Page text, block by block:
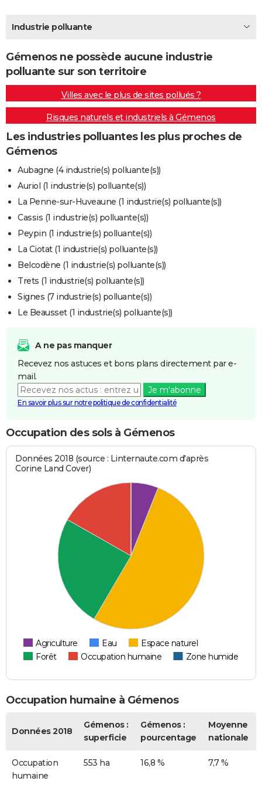
BONS PLANS
CARTE DE VOEUX
Carte de Noël
Carte Bonne année
Carte Saint-Valentin
Carte Pâques
Carte d'anniversaire
DICTIONNAIRE
Dictionnaire
Biographies
Citations
Expressions
Proverbes
PROGRAMME TV
COPAINS D'AVANT
S'inscrire
Se connecter
Primaires
Universités
Entreprises
Service militaire
Avis de recherche
AVIS DE DÉCÈS
FORUM
Industrie polluante
Gémenos ne possède aucune industrie
polluante sur son territoire
Villes avec le plus de sites pollués ?
Risques naturels et industriels à Gémenos
Les industries polluantes les plus proches de
Gémenos
Aubagne (4 industrie(s) polluante(s))
Auriol (1 industrie(s) polluante(s))
La Penne-sur-Huveaune (1 industrie(s) polluante(s))
Cassis (1 industrie(s) polluante(s))
Peypin (1 industrie(s) polluante(s))
La Ciotat (1 industrie(s) polluante(s))
Belcodène (1 industrie(s) polluante(s))
Trets (1 industrie(s) polluante(s))
Signes (7 industrie(s) polluante(s))
Le Beausset (1 industrie(s) polluante(s))
A ne pas manquer
Recevez nos astuces et bons plans directement par e-
mail.
Je m'abonne
En savoir plus sur notre politique de confidentialité
Occupation des sols à Gémenos
Données 2018 (source : Linternaute.com d'après
Corine Land Cover)
Agriculture Eau
Espace naturel
Forêt
Occupation humaine Zone humide
Occupation humaine à Gémenos
Données 2018
Gémenos :
superficie
Gémenos :
pourcentage
Moyenne
nationale
Occupation
humaine
553 ha 16,8 % 7,7 %